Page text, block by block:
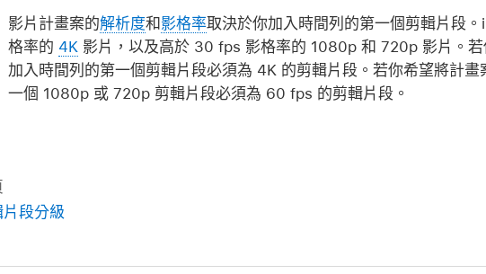
影片計畫案的解析度和 影格率取決於你加入時間列的第一個剪輯片段
格率的 4K影片，以及高於 30 fps 影格率的 1080p 和 720p 影片。
加入時間列的第一個剪輯片段必須為 4K 的剪輯片段。若你希望將計
一個 1080p 或 720p 剪輯片段必須為 60 fps 的剪輯片段。
段分級